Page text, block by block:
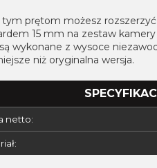
tym prętom możesz
15 mm na zestaw
wykonane z wysoce
niż oryginalna wersja.
netto: